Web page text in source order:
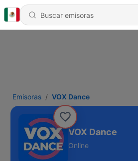
Emisoras VOX Dance
VOX Dance
Online